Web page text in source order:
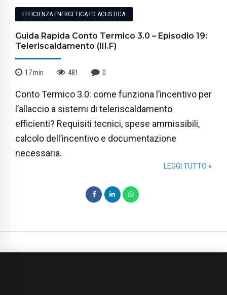
EFFICIENZA ENERGETICA ED ACUSTICA
Guida Rapida Conto Termico 3.0 – Episodio 19:
Teleriscaldamento (III.F)
17min 481 0
Conto Termico 3.0: come funziona l’incentivo per
l’allaccio a sistemi di teleriscaldamento
efficienti? Requisiti tecnici, spese ammissibili,
calcolo dell’incentivo e documentazione
necessaria.
LEGGI TUTTO »